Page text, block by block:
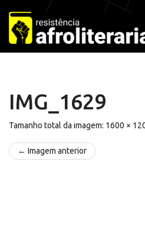
Pular
para
o
conteúdo
IMG_1629
Tamanho total da imagem: 1600 ×
← Imagem anterior